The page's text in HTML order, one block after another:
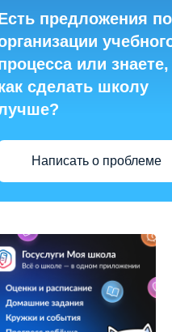
предложения по
или знаете,
сделать школу
Написать о проблеме